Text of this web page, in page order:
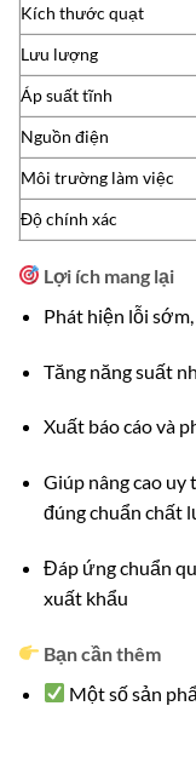
Kích thước quạt
Lưu lượng
Áp suất tĩnh
Nguồn điện
Môi trường làm việc
Độ chính xác
Lợi ích mang lại
Phát hiện lỗi
Tăng năng suất
Xuất báo cáo và
Giúp nâng cao
đúng chuẩn chất
Đáp ứng chuẩn
xuất khẩu
Bạn cần thêm
Một số sản